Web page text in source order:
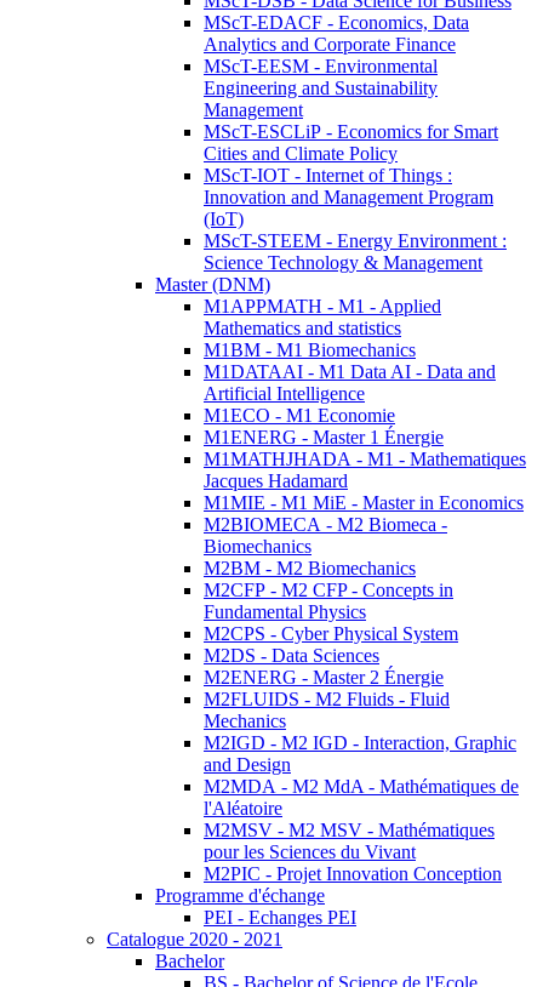
MScT-EDACF - Economics, Data
Analytics and Corporate Finance
MScT-EESM - Environmental
Engineering and Sustainability
Management
MScT-ESCLiP - Economics for Smart
Cities and Climate Policy
MScT-IOT - Internet of Things :
Innovation and Management Program
(IoT)
MScT-STEEM - Energy Environment :
Science Technology & Management
Master (DNM)
M1APPMATH - M1 - Applied
Mathematics and statistics
M1BM - M1 Biomechanics
M1DATAAI - M1 Data AI - Data and
Artificial Intelligence
M1ECO - M1 Economie
M1ENERG - Master 1 Énergie
M1MATHJHADA - M1 - Mathematiques
Jacques Hadamard
M1MIE - M1 MiE - Master in Economics
M2BIOMECA - M2 Biomeca -
Biomechanics
M2BM - M2 Biomechanics
M2CFP - M2 CFP - Concepts in
Fundamental Physics
M2CPS - Cyber Physical System
M2DS - Data Sciences
M2ENERG - Master 2 Énergie
M2FLUIDS - M2 Fluids - Fluid
Mechanics
M2IGD - M2 IGD - Interaction, Graphic
and Design
M2MDA - M2 MdA - Mathématiques de
l'Aléatoire
M2MSV - M2 MSV - Mathématiques
pour les Sciences du Vivant
M2PIC - Projet Innovation Conception
Programme d'échange
PEI - Echanges PEI
Catalogue 2020 - 2021
Bachelor
BS - Bachelor of Science de l'Ecole